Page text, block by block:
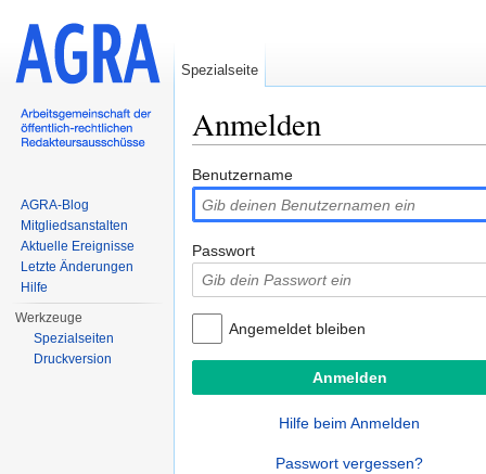
Anmelden
Benutzername
Passwort
Angemeldet bleiben
Hilfe beim Anmelden
Passwort vergessen?
Spezialseite
AGRA-Blog
Mitgliedsanstalten
Aktuelle Ereignisse
Letzte Änderungen
Hilfe
Werkzeuge
Spezialseiten
Druckversion